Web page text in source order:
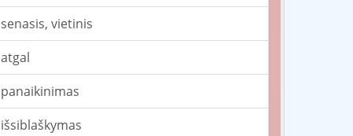
senasis, vietinis
atgal
panaikinimas
išsiblaškymas